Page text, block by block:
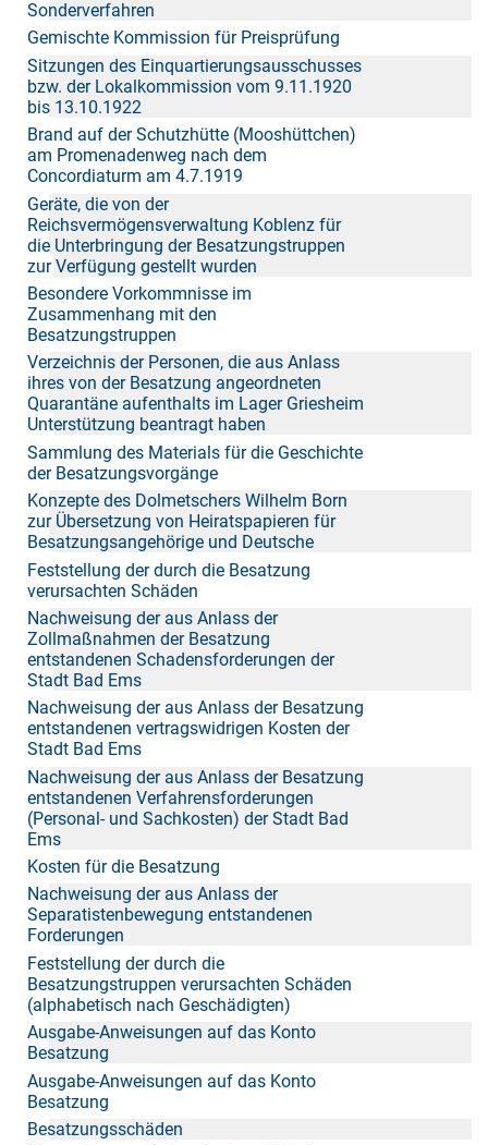
Sonderverfahren
Gemischte Kommission für Preisprüfung
Sitzungen des Einquartierungsausschusses
bzw. der Lokalkommission vom 9.11.1920
bis 13.10.1922
Brand auf der Schutzhütte (Mooshüttchen)
am Promenadenweg nach dem
Concordiaturm am 4.7.1919
Geräte, die von der
Reichsvermögensverwaltung Koblenz für
die Unterbringung der Besatzungstruppen
zur Verfügung gestellt wurden
Besondere Vorkommnisse im
Zusammenhang mit den
Besatzungstruppen
Verzeichnis der Personen, die aus Anlass
ihres von der Besatzung angeordneten
Quarantäne aufenthalts im Lager Griesheim
Unterstützung beantragt haben
Sammlung des Materials für die Geschichte
der Besatzungsvorgänge
Konzepte des Dolmetschers Wilhelm Born
zur Übersetzung von Heiratspapieren für
Besatzungsangehörige und Deutsche
Feststellung der durch die Besatzung
verursachten Schäden
Nachweisung der aus Anlass der
Zollmaßnahmen der Besatzung
entstandenen Schadensforderungen der
Stadt Bad Ems
Nachweisung der aus Anlass der Besatzung
entstandenen vertragswidrigen Kosten der
Stadt Bad Ems
Nachweisung der aus Anlass der Besatzung
entstandenen Verfahrensforderungen
(Personal- und Sachkosten) der Stadt Bad
Ems
Kosten für die Besatzung
Nachweisung der aus Anlass der
Separatistenbewegung entstandenen
Forderungen
Feststellung der durch die
Besatzungstruppen verursachten Schäden
(alphabetisch nach Geschädigten)
Ausgabe-Anweisungen auf das Konto
Besatzung
Ausgabe-Anweisungen auf das Konto
Besatzung
Besatzungsschäden